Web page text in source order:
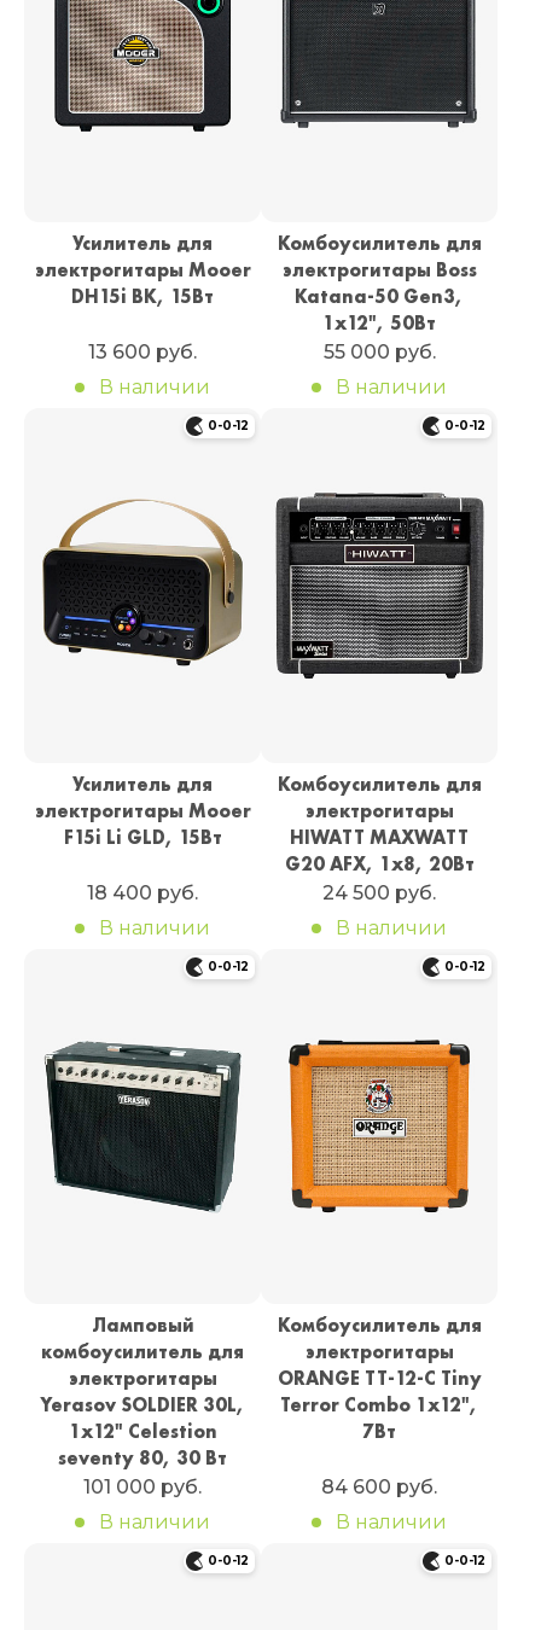
Усилитель для
электрогитары Mooer
DH15i BK, 15Вт
13 600 руб.
В наличии
Комбоусилитель для
электрогитары Boss
Katana-50 Gen3,
1х12", 50Вт
55 000 руб.
В наличии
0-0-12
Усилитель для
электрогитары Mooer
F15i Li GLD, 15Вт
18 400 руб.
В наличии
0-0-12
Комбоусилитель для
электрогитары
HIWATT MAXWATT
G20 AFX, 1х8, 20Вт
24 500 руб.
В наличии
0-0-12
Ламповый
комбоусилитель для
электрогитары
Yerasov SOLDIER 30L,
1x12" Celestion
seventy 80, 30 Вт
101 000 руб.
В наличии
0-0-12
Комбоусилитель для
электрогитары
ORANGE TT-12-C Tiny
Terror Combo 1х12",
7Вт
84 600 руб.
В наличии
0-0-12 0-0-12